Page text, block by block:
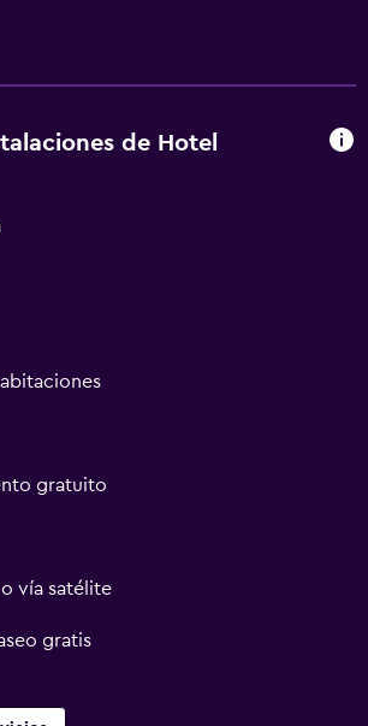
de Hotel
gratuito
vía satélite
gratis